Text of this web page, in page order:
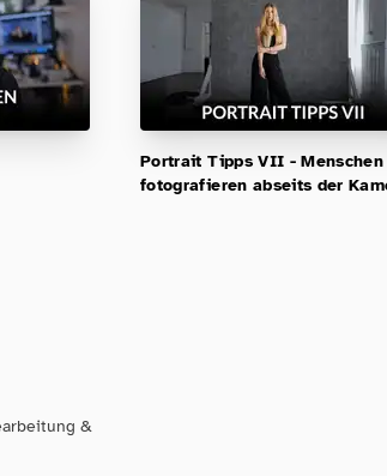
Portrait Tipps VII - Menschen
fotografieren abseits der
&